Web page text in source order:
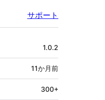
サポート
1.0.2
11か月前
300+